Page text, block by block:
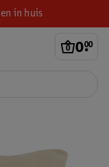
in huis
0.
00